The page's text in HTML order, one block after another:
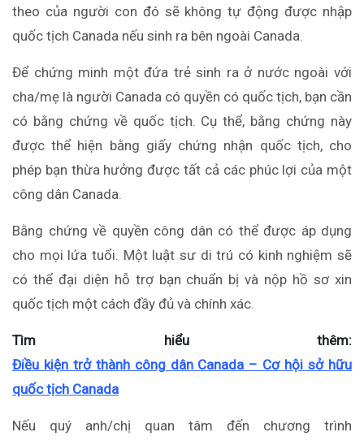
theo của người con đó sẽ không tự động được nhập
quốc tịch Canada nếu sinh ra bên ngoài Canada.
Để chứng minh một đứa trẻ sinh ra ở nước ngoài với
cha/mẹ là người Canada có quyền có quốc tịch, bạn cần
có bằng chứng về quốc tịch. Cụ thể, bằng chứng này
được thể hiện bằng giấy chứng nhận quốc tịch, cho
phép bạn thừa hưởng được tất cả các phúc lợi của một
công dân Canada.
Bằng chứng về quyền công dân có thể được áp dụng
cho mọi lứa tuổi. Một luật sư di trú có kinh nghiệm sẽ
có thể đại diện hỗ trợ bạn chuẩn bị và nộp hồ sơ xin
quốc tịch một cách đầy đủ và chính xác.
Tìm hiểu thêm:
Điều kiện trở thành công dân Canada – Cơ hội sở hữu
quốc tịch Canada
Nếu quý anh/chị quan tâm đến chương trình